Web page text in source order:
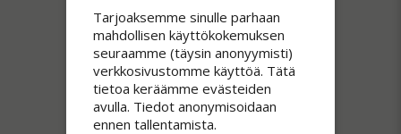
Tarjoaksemme sinulle parhaan
mahdollisen käyttökokemuksen
seuraamme (täysin anonyymisti)
verkkosivustomme käyttöä. Tätä
tietoa keräämme evästeiden
avulla. Tiedot anonymisoidaan
ennen tallentamista.